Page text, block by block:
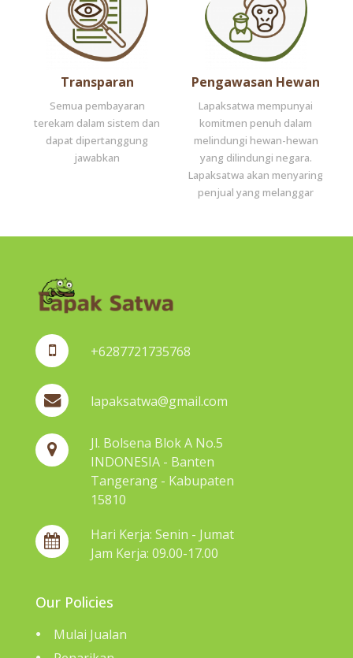
Transparan
Semua pembayaran
terekam dalam sistem dan
dapat dipertanggung
jawabkan
Pengawasan Hewan
Lapaksatwa mempunyai
komitmen penuh dalam
melindungi hewan-hewan
yang dilindungi negara.
Lapaksatwa akan menyaring
penjual yang melanggar
+6287721735768
lapaksatwa@gmail.com
Jl. Bolsena Blok A No.5
INDONESIA - Banten
Tangerang - Kabupaten
15810
Hari Kerja: Senin - Jumat
Jam Kerja: 09.00-17.00
Our Policies
Mulai Jualan